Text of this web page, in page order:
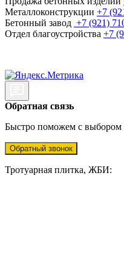
Металлоконструкции +7
Бетонный завод +7 (921)
Отдел благоустройства +7
Обратная связь
Быстро поможем с выбором
Обратный звонок
Тротуарная плитка, ЖБИ: